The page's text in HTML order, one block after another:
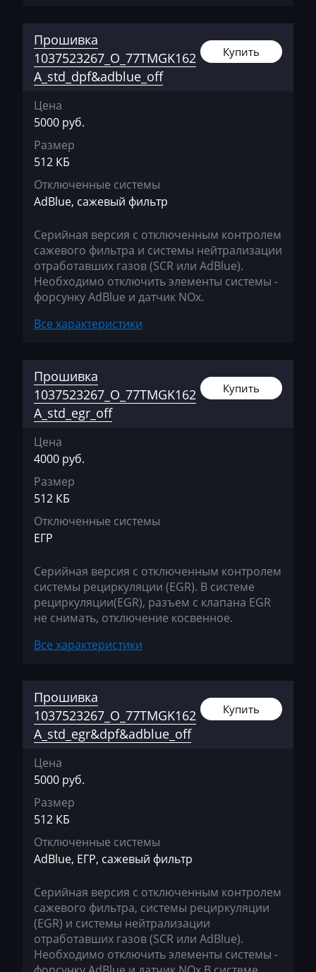
GAC
Geely
Gehl
Genset
GMC
Grove
Groz
Hafei
Haima
Hatz
Haval
Hidromek
Higer
Hitachi
Honda
Hongqi
Howo
Huanghai
Hyster
Hyundai
International
Iran Khodro
Iveco
Jac
Jaecoo
Jaguar
JCB
Прошивка
1037523267_O_77TMGK162
A_std_dpf&adblue_off
Купить
Цена
5000 руб.
Размер
512 КБ
Отключенные системы
AdBlue, сажевый фильтр
Серийная версия с отключенным контролем
сажевого фильтра и системы нейтрализации
отработавших газов (SCR или AdBlue).
Необходимо отключить элементы системы -
форсунку AdBlue и датчик NOx.
Все характеристики
Прошивка
1037523267_O_77TMGK162
A_std_egr_off
Купить
Цена
4000 руб.
Размер
512 КБ
Отключенные системы
ЕГР
Серийная версия с отключенным контролем
системы рециркуляции (EGR). В системе
рециркуляции(EGR), разъем с клапана EGR
не снимать, отключение косвенное.
Все характеристики
Прошивка
1037523267_O_77TMGK162
A_std_egr&dpf&adblue_off
Купить
Цена
5000 руб.
Размер
512 КБ
Отключенные системы
AdBlue, ЕГР, сажевый фильтр
Серийная версия с отключенным контролем
сажевого фильтра, системы рециркуляции
(EGR) и системы нейтрализации
отработавших газов (SCR или AdBlue).
Необходимо отключить элементы системы -